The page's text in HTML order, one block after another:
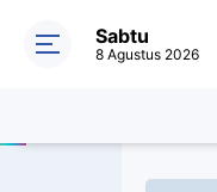
Sabtu
8 Agustus 2026